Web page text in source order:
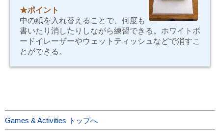
★ポイント
中の紙を入れ替えることで、何度も
書いたり消したりしながら練習できる。ホワイトボ
ードイレーザーやウェットティッシュなどで消すこ
とができる。
Games & Activities トップへ